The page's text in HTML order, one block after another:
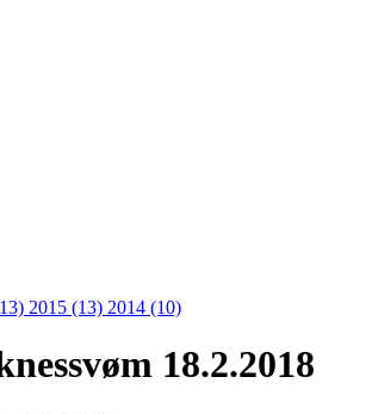
2015 (13) 2014 (10)
18.2.2018